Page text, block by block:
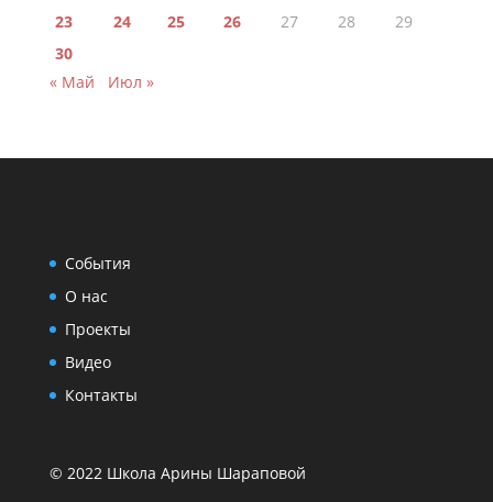
23
24 25 26 27 28
29
30
« Май
Июл »
События
О нас
Проекты
Видео
Контакты
© 2022 Школа Арины Шараповой